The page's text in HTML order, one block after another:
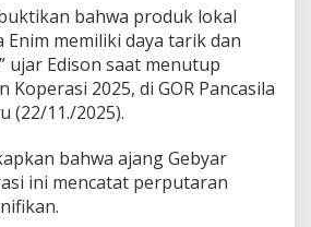
E
B
A
R
A
T
a
n
bahwa produk lokal
memiliki daya tarik dan
ujar Edison saat menutup
Koperasi 2025, di GOR Pancasila
(22/11./2025).
bahwa ajang Gebyar
ini mencatat perputaran